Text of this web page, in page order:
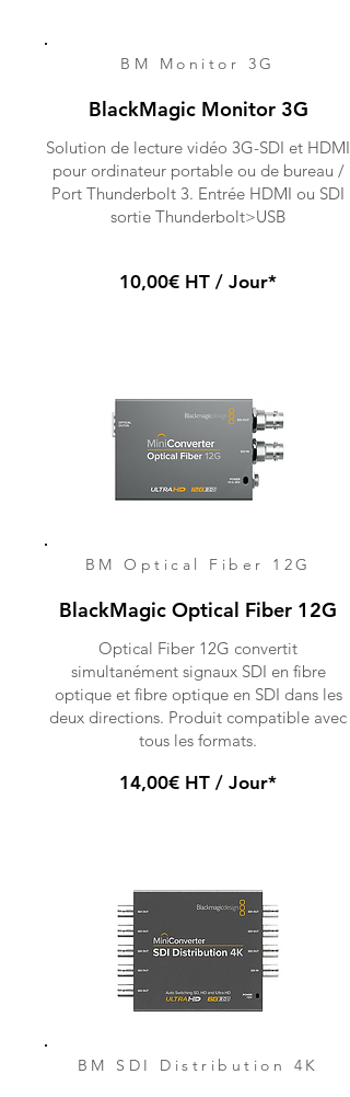
BM Monitor 3G
BlackMagic Monitor 3G
Solution de lecture vidéo 3G-SDI et HDMI
pour ordinateur portable ou de bureau /
Port Thunderbolt 3. Entrée HDMI ou SDI
sortie Thunderbolt>USB
10,00€ HT / Jour*
BM Optical Fiber 12G
BlackMagic Optical Fiber 12G
Optical Fiber 12G convertit
simultanément signaux SDI en fibre
optique et fibre optique en SDI dans les
deux directions. Produit compatible avec
tous les formats.
14,00€ HT / Jour*
BM SDI Distribution 4K